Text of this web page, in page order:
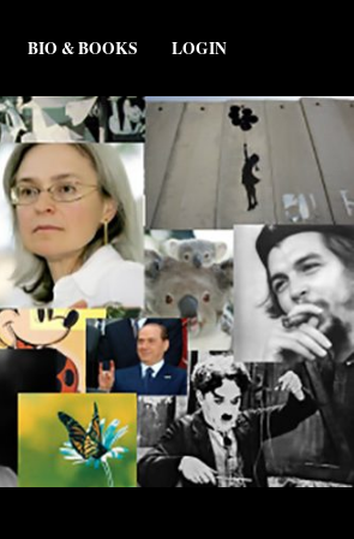
BIO & BOOKS LOGIN